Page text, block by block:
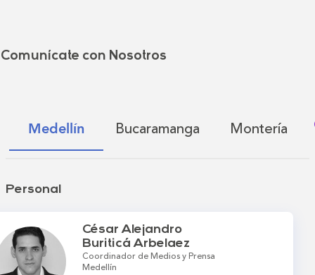
Comunícate con Nosotros
Medellín Bucaramanga Montería
Personal
César Alejandro
Buriticá Arbelaez
Coordinador de Medios y Prensa
Medellín